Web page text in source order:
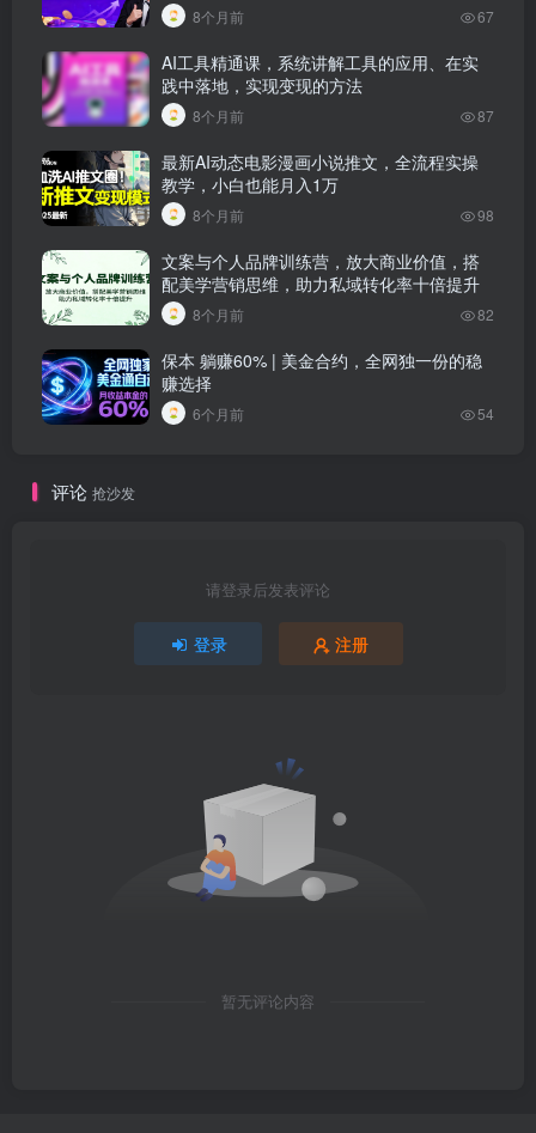
8个月前 67
AI工具精通课，系统讲解工具的应用、在实
践中落地，实现变现的方法
8个月前 87
最新AI动态电影漫画小说推文，全流程实操
教学，小白也能月入1万
8个月前 98
文案与个人品牌训练营，放大商业价值，搭
配美学营销思维，助力私域转化率十倍提升
8个月前 82
保本 躺赚60% | 美金合约，全网独一份的稳
赚选择
6个月前 54
评论 抢沙发
请登录后发表评论
登录 注册
暂无评论内容